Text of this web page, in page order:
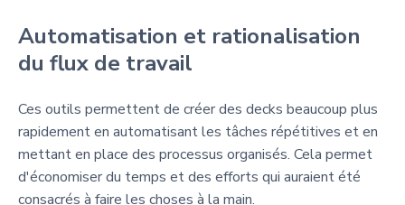
Automatisation et rationalisation
du flux de travail
Ces outils permettent de créer des decks beaucoup plus
rapidement en automatisant les tâches répétitives et en
mettant en place des processus organisés. Cela permet
d'économiser du temps et des efforts qui auraient été
consacrés à faire les choses à la main.